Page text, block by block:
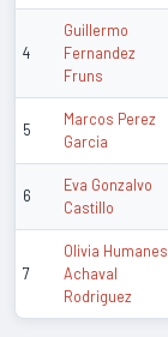
4
Guillermo
Fernandez
Fruns
5
Marcos Perez
Garcia
6
Eva Gonzalvo
Castillo
7
Olivia Humanes
Achaval
Rodriguez